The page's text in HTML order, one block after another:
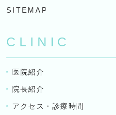
SITEMAP
CLINIC
医院紹介
院長紹介
アクセス・診療時間